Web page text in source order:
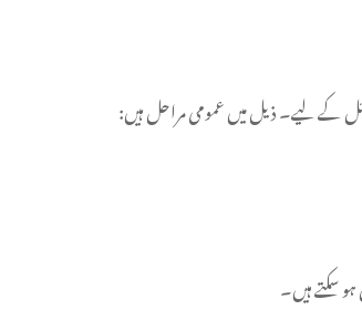
کے لیے۔ ذیل میں عمومی مراحل ہیں:
سکتے ہیں۔